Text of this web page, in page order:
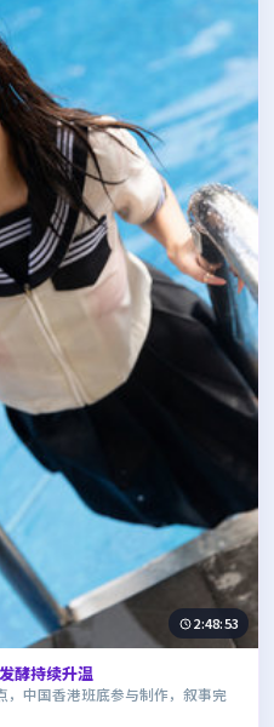
2:48:53
酵持续升温
，中国香港班底参与制作，叙事完